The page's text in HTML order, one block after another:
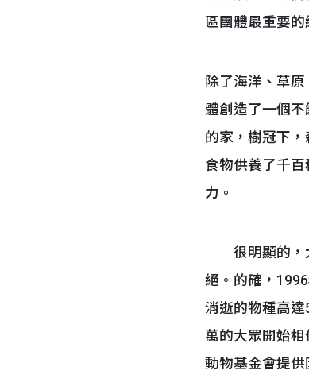
區團體最重要的
除了海洋、草
體創造了一個
的家，樹冠下
食物供養了千
力。
很明顯的，大
絕。的確，
消逝的物種高
萬的大眾開始
動物基金會提